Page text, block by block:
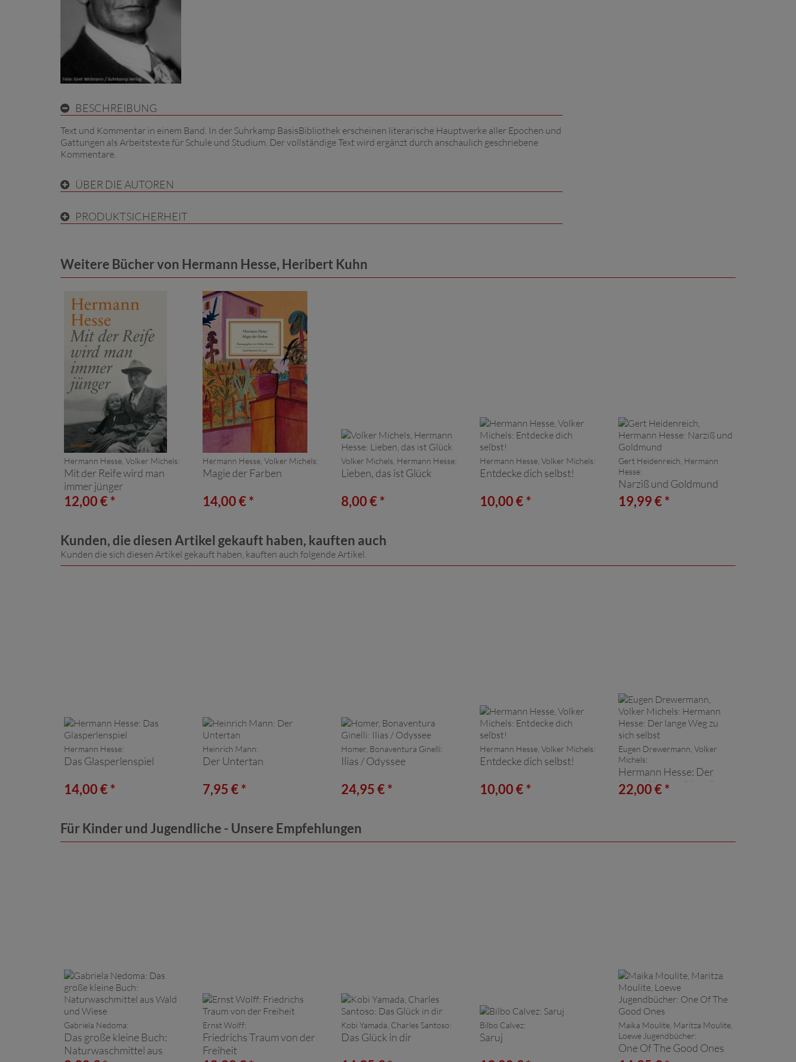
BESCHREIBUNG
Text und Kommentar in einem Band. In der Suhrkamp BasisBibliothek erscheinen literarische Hauptwerke aller Epochen und
Gattungen als Arbeitstexte für Schule und Studium. Der vollständige Text wird ergänzt durch anschaulich geschriebene
Kommentare.
ÜBER DIE AUTOREN
PRODUKTSICHERHEIT
Weitere Bücher von Hermann Hesse, Heribert Kuhn
Hermann Hesse, Volker Michels:
Mit der Reife wird man
immer jünger
12,00 € *
Hermann Hesse, Volker Michels:
Magie der Farben
14,00 € *
Volker Michels, Hermann Hesse:
Lieben, das ist Glück
8,00 € *
Hermann Hesse, Volker Michels:
Entdecke dich selbst!
10,00 € *
Gert Heidenreich, Hermann
Hesse:
Narziß und Goldmund
19,99 € *
Kunden, die diesen Artikel gekauft haben, kauften auch
Kunden die sich diesen Artikel gekauft haben, kauften auch folgende Artikel.
Hermann Hesse:
Das Glasperlenspiel
14,00 € *
Heinrich Mann:
Der Untertan
7,95 € *
Homer, Bonaventura Ginelli:
Ilias / Odyssee
24,95 € *
Hermann Hesse, Volker Michels:
Entdecke dich selbst!
10,00 € *
Eugen Drewermann, Volker
Michels:
Hermann Hesse: Der
lange Weg zu sich selbst
22,00 € *
Für Kinder und Jugendliche - Unsere Empfehlungen
Gabriela Nedoma:
Das große kleine Buch:
Naturwaschmittel aus
Ernst Wolff:
Friedrichs Traum von der
Freiheit
Kobi Yamada, Charles Santoso:
Das Glück in dir
Bilbo Calvez:
Saruj
Maika Moulite, Maritza Moulite,
Loewe Jugendbücher:
One Of The Good Ones